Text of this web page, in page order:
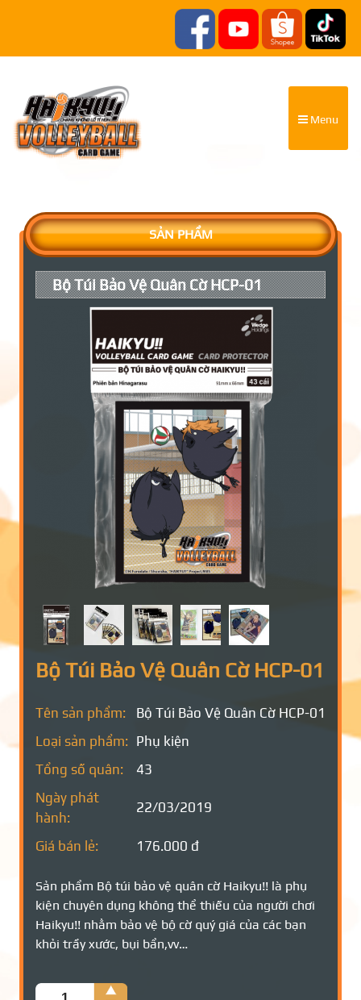
Menu
SẢN PHẨM
Bộ Túi Bảo Vệ Quân Cờ HCP-01
Bộ Túi Bảo Vệ Quân Cờ HCP-01
Tên sản phẩm:
Bộ Túi Bảo Vệ Quân Cờ HCP-01
Loại sản phẩm: Phụ kiện
Tổng số quân:
43
Ngày phát
hành:
22/03/2019
Giá bán lẻ: 176.000 đ
Sản phẩm Bộ túi bảo vệ quân cờ Haikyu!! là phụ
kiện chuyên dụng không thể thiếu của người chơi
Haikyu!! nhằm bảo vệ bộ cờ quý giá của các bạn
khỏi trầy xước, bụi bẩn,vv…
Số